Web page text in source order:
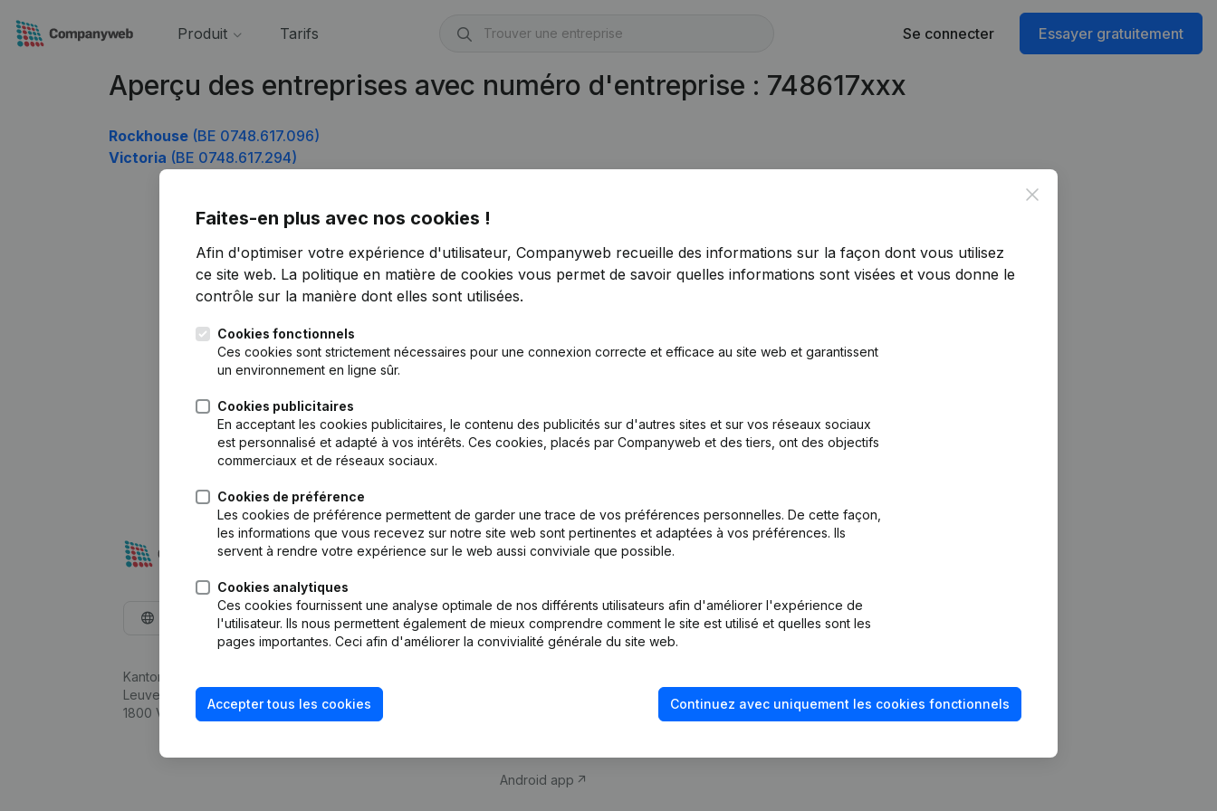
Produit Tarifs Se connecter Essayer gratuitement
Aperçu des entreprises avec numéro d'entreprise : 748617xxx
Rockhouse (BE 0748.617.096)
Victoria (BE 0748.617.294)
Close
Faites-en plus avec nos cookies !
Afin d'optimiser votre expérience d'utilisateur, Companyweb recueille des informations sur la façon dont vous utilisez
ce site web. La politique en matière de cookies vous permet de savoir quelles informations sont visées et vous donne le
contrôle sur la manière dont elles sont utilisées.
Cookies fonctionnels
Ces cookies sont strictement nécessaires pour une connexion correcte et efficace au site web et garantissent
un environnement en ligne sûr.
Cookies publicitaires
En acceptant les cookies publicitaires, le contenu des publicités sur d'autres sites et sur vos réseaux sociaux
est personnalisé et adapté à vos intérêts. Ces cookies, placés par Companyweb et des tiers, ont des objectifs
commerciaux et de réseaux sociaux.
Cookies de préférence
Les cookies de préférence permettent de garder une trace de vos préférences personnelles. De cette façon,
les informations que vous recevez sur notre site web sont pertinentes et adaptées à vos préférences. Ils
servent à rendre votre expérience sur le web aussi conviviale que possible.
Cookies analytiques
Ces cookies fournissent une analyse optimale de nos différents utilisateurs afin d'améliorer l'expérience de
l'utilisateur. Ils nous permettent également de mieux comprendre comment le site est utilisé et quelles sont les
pages importantes. Ceci afin d'améliorer la convivialité générale du site web.
Accepter tous les cookies Continuez avec uniquement les cookies fonctionnels
Français
Kantorenpark Everest
Leuvensesteenweg 248D,
1800 Vilvoorde
Produit
d’entreprise
Monitoring
Android app
fraude
Consulter des comptes annuels
Vérification de la solvabilité